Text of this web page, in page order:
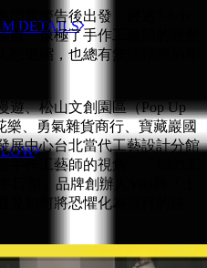
DETAILS
閃電警告後出發，經過7-8小
慮，像極了手作工藝師的經營
想退縮，也總有無法預測的等
遊、松山文創園區（Pop Up
樂、勇氣雜貨商行、寶藏巖國
展中心台北當代工藝設計分館
手作工藝師的視角：「樹の工
日閒」品牌創辦人Viki與「士
見如何將恐懼化為前行的路。